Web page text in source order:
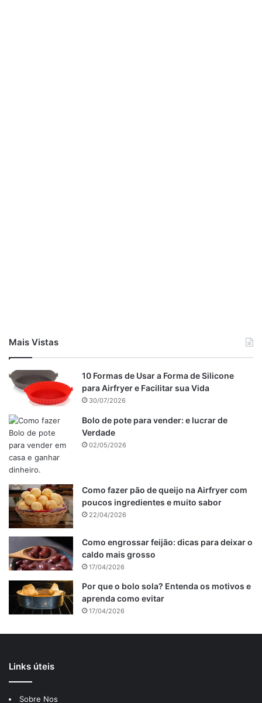
Numa vasilha coloque a peça inteira de fraldinha, o molho
inglês, o alho triturado, as raspinhas de limão, as ervas
desidratadas, a pimenta-do-reino moída na hora e um
pouco de azeite. Deixe marinando por pelo menos 2 horas.
10 Formas de Usar a Forma de Silicone para Airfryer e
Facilitar sua Vida
Filé de Tilápia na Airfryer: O Segredo para Ficar
Suculento e Sem Óleo
Pastel na Airfryer com Massa Pronta: Crocante,
Coração de galinha na Airfryer em poucos minutos e
sem sujeira.
Mais Vistas
10 Formas de Usar a Forma de Silicone
para Airfryer e Facilitar sua Vida
30/07/2026
Bolo de pote para vender: e lucrar de
Verdade
02/05/2026
Como fazer pão de queijo na Airfryer com
poucos ingredientes e muito sabor
22/04/2026
Como engrossar feijão: dicas para deixar o
caldo mais grosso
17/04/2026
Por que o bolo sola? Entenda os motivos e
aprenda como evitar
17/04/2026
Links úteis
Sobre Nos